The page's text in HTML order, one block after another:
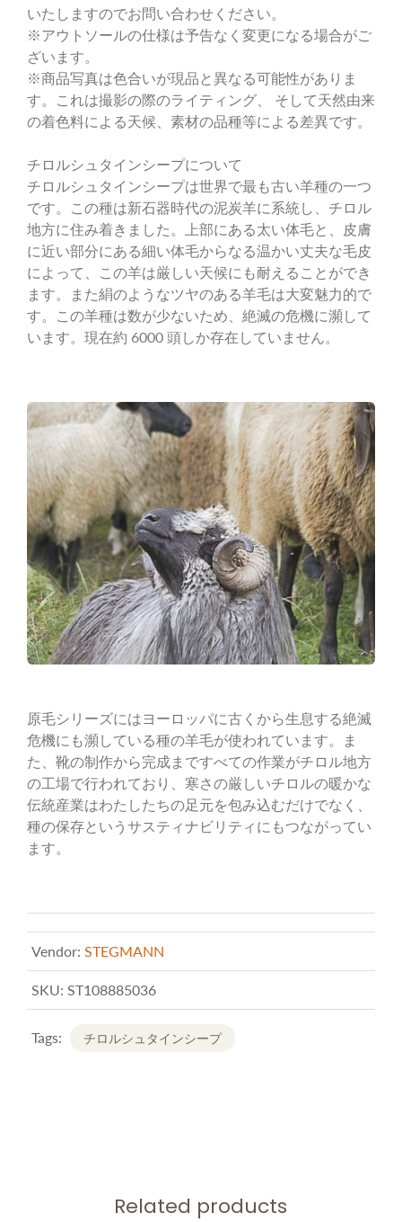
いたしますのでお問い合わせください。
※アウトソールの仕様は予告なく変更になる場合がご
ざいます。
※商品写真は色合いが現品と異なる可能性がありま
す。これは撮影の際のライティング、 そして天然由来
の着色料による天候、素材の品種等による差異です。
チロルシュタインシープについて
チロルシュタインシープは世界で最も古い羊種の一つ
です。この種は新石器時代の泥炭羊に系統し、チロル
地方に住み着きました。上部にある太い体毛と、皮膚
に近い部分にある細い体毛からなる温かい丈夫な毛皮
によって、この羊は厳しい天候にも耐えることができ
ます。また絹のようなツヤのある羊毛は大変魅力的で
す。この羊種は数が少ないため、絶滅の危機に瀕して
います。現在約 6000 頭しか存在していません。
原毛シリーズにはヨーロッパに古くから生息する絶滅
危機にも瀕している種の羊毛が使われています。ま
た、靴の制作から完成まですべての作業がチロル地方
の工場で行われており、寒さの厳しいチロルの暖かな
伝統産業はわたしたちの足元を包み込むだけでなく、
種の保存というサスティナビリティにもつながってい
ます。
Vendor: STEGMANN
SKU: ST108885036
Tags: チロルシュタインシープ
Related products